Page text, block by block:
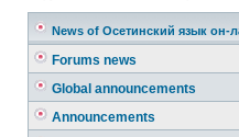
News of Осетинский язык он-
Forums news
Global announcements
Announcements